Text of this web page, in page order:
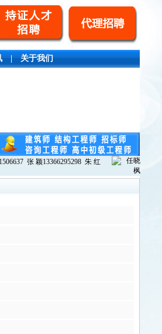
|关于我们
张 颖13366295298 朱 红